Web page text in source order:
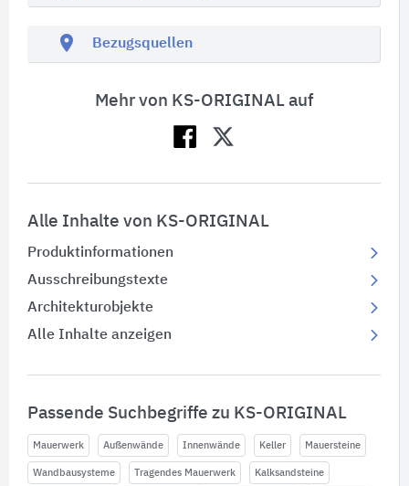
location_on Bezugsquellen
Mehr von KS-ORIGINAL auf
Alle Inhalte von KS-ORIGINAL
Produktinformationen
Ausschreibungstexte
Architekturobjekte
Alle Inhalte anzeigen
Passende Suchbegriffe zu KS-ORIGINAL
Mauerwerk Außenwände Innenwände Keller Mauersteine
Wandbausysteme Tragendes Mauerwerk Kalksandsteine